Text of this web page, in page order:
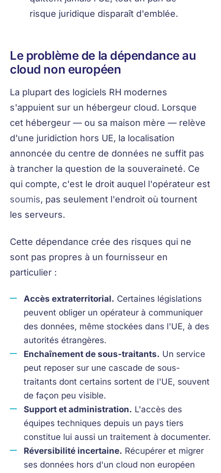
risque juridique disparaît d'emblée.
Le problème de la dépendance au
cloud non européen
La plupart des logiciels RH modernes
s'appuient sur un hébergeur cloud. Lorsque
cet hébergeur — ou sa maison mère — relève
d'une juridiction hors UE, la localisation
annoncée du centre de données ne suffit pas
à trancher la question de la souveraineté. Ce
qui compte, c'est le droit auquel l'opérateur est
soumis, pas seulement l'endroit où tournent
les serveurs.
Cette dépendance crée des risques qui ne
sont pas propres à un fournisseur en
particulier :
Accès extraterritorial. Certaines législations
peuvent obliger un opérateur à communiquer
des données, même stockées dans l'UE, à des
autorités étrangères.
Enchaînement de sous-traitants. Un service
peut reposer sur une cascade de sous-
traitants dont certains sortent de l'UE, souvent
de façon peu visible.
Support et administration. L'accès des
équipes techniques depuis un pays tiers
constitue lui aussi un traitement à documenter.
Réversibilité incertaine. Récupérer et migrer
ses données hors d'un cloud non européen